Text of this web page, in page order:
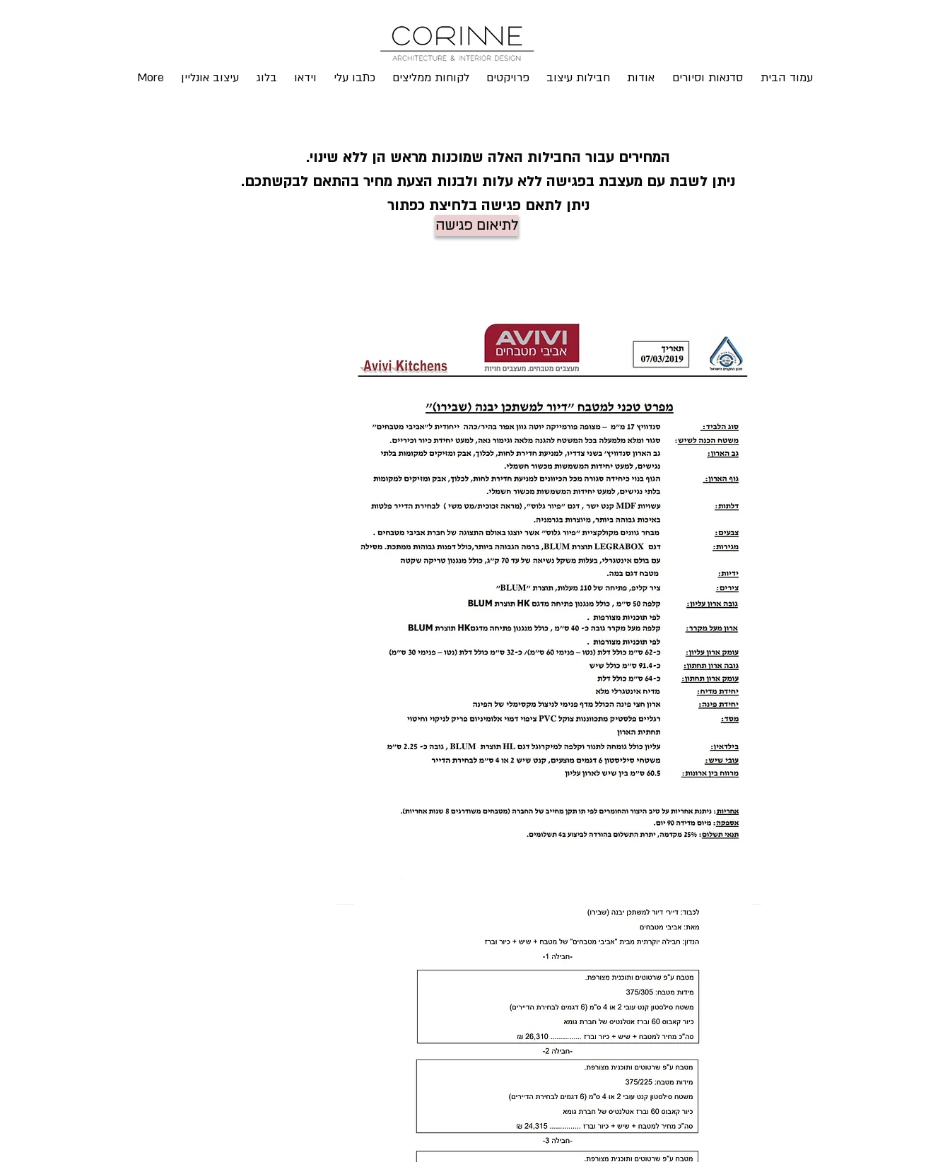
עמוד הבית סדנאות וסיורים אודות חבילות עיצוב פרויקטים לקוחות ממליצים כתבו עלי וידאו בלוג עיצוב אונליין More
המחירים עבור החבילות האלה שמוכנות מראש הן ללא שינוי.
ניתן לשבת עם מעצבת בפגישה ללא עלות ולבנות הצעת מחיר בהתאם לבקשתכם.
ניתן לתאם פגישה בלחיצת כפתור
לתיאום פגישה